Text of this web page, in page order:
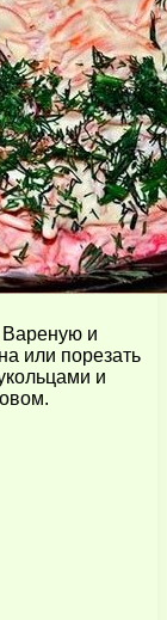
Вареную и
или порезать
и